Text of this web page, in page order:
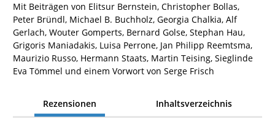
Mit Beiträgen von Elitsur Bernstein, Christopher Bollas,
Peter Bründl, Michael B. Buchholz, Georgia Chalkia, Alf
Gerlach, Wouter Gomperts, Bernard Golse, Stephan Hau,
Grigoris Maniadakis, Luisa Perrone, Jan Philipp Reemtsma,
Maurizio Russo, Hermann Staats, Martin Teising, Sieglinde
Eva Tömmel und einem Vorwort von Serge Frisch
Rezensionen Inhaltsverzeichnis